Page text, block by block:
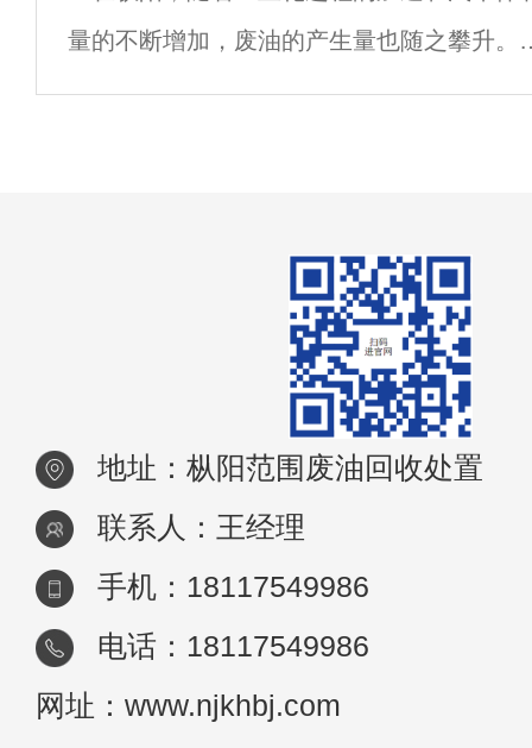
下水，导致长期污染，破坏生态系统平衡。
量的不断增加，废油的产生量也随之攀升。
油，包括机油、润滑油、液压油等各类废弃
地址：枞阳范围废油回收处置
联系人：王经理
手机：18117549986
电话：18117549986
网址：www.njkhbj.com